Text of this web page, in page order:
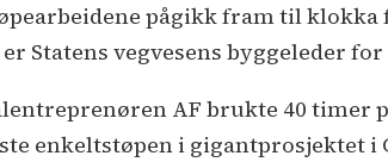
pågikk fram til
Statens vegvesens byggeleder
AF brukte 40 timer
enkeltstøpen i gigantprosjektet i